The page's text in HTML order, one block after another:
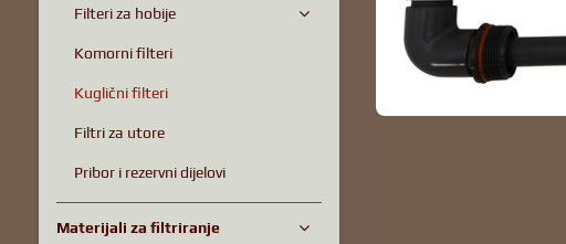
Filteri za hobije
Komorni filteri
Kuglični filteri
Filtri za utore
Pribor i rezervni dijelovi
Materijali za filtriranje